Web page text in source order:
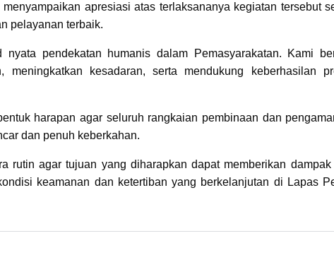
apresiasi atas terlaksananya kegiatan tersebut
pelayanan terbaik.
pendekatan humanis dalam Pemasyarakatan. Kami
meningkatkan kesadaran, serta mendukung keberhasilan
harapan agar seluruh rangkaian pembinaan dan
dan penuh keberkahan.
rutin agar tujuan yang diharapkan dapat memberikan dampak
keamanan dan ketertiban yang berkelanjutan di Lapas